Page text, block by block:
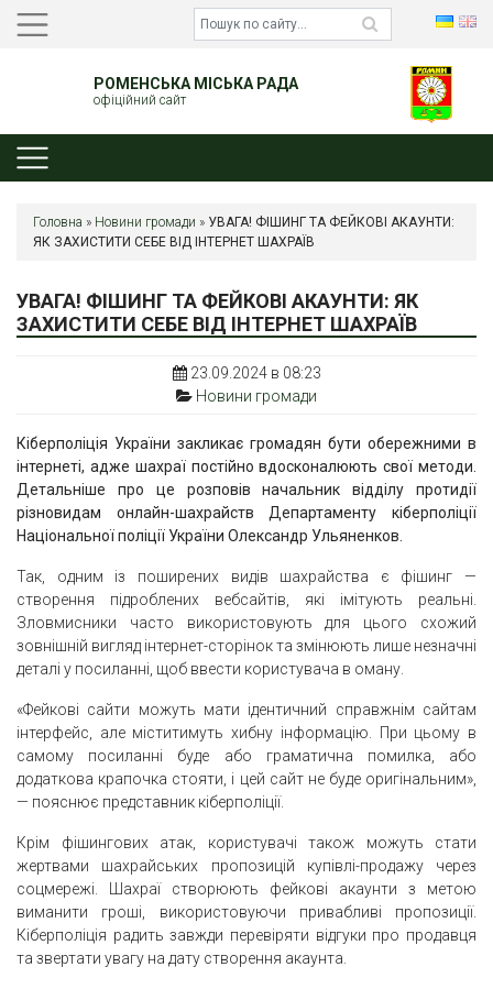
РОМЕНСЬКА МІСЬКА РАДА
офіційний сайт
Головна » Новини громади » УВАГА! ФІШИНГ ТА ФЕЙКОВІ АКАУНТИ:
ЯК ЗАХИСТИТИ СЕБЕ ВІД ІНТЕРНЕТ ШАХРАЇВ
УВАГА! ФІШИНГ ТА ФЕЙКОВІ АКАУНТИ: ЯК
ЗАХИСТИТИ СЕБЕ ВІД ІНТЕРНЕТ ШАХРАЇВ
23.09.2024 в 08:23
Новини громади
Кіберполіція України закликає громадян бути обережними в
інтернеті, адже шахраї постійно вдосконалюють свої методи.
Детальніше про це розповів начальник відділу протидії
різновидам онлайн-шахрайств Департаменту кіберполіції
Національної поліції України Олександр Ульяненков.
Так, одним із поширених видів шахрайства є фішинг —
створення підроблених вебсайтів, які імітують реальні.
Зловмисники часто використовують для цього схожий
зовнішній вигляд інтернет-сторінок та змінюють лише незначні
деталі у посиланні, щоб ввести користувача в оману.
«Фейкові сайти можуть мати ідентичний справжнім сайтам
інтерфейс, але міститимуть хибну інформацію. При цьому в
самому посиланні буде або граматична помилка, або
додаткова крапочка стояти, і цей сайт не буде оригінальним»,
— пояснює представник кіберполіції.
Крім фішингових атак, користувачі також можуть стати
жертвами шахрайських пропозицій купівлі-продажу через
соцмережі. Шахраї створюють фейкові акаунти з метою
виманити гроші, використовуючи привабливі пропозиції.
Кіберполіція радить завжди перевіряти відгуки про продавця
та звертати увагу на дату створення акаунта.